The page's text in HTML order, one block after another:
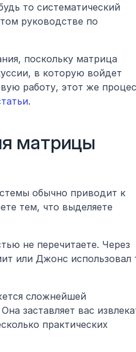
то систематический
поскольку матрица
в которую войдет
работу, этот же
.
матрицы
обычно приводит к
тем, что выделяете
не перечитаете. Через
или Джонс использовал
сложнейшей
заставляет вас
практических